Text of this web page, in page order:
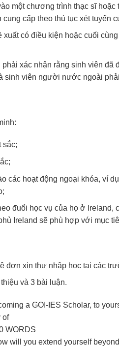
một chương trình thạc sĩ
cấp theo thủ tục xét tuyển
xuất có điều kiện hoặc cuối
xác nhận rằng sinh viên
sinh viên người nước ngoài
sắc;
các hoạt động ngoại khóa, ví
đuổi học vụ của họ ở Ireland,
Ireland sẽ phù hợp với mục
đơn xin thư nhập học tại các
và 3 bài luận.
a GOI-IES Scholar, to
of
WORDS
will you extend yourself